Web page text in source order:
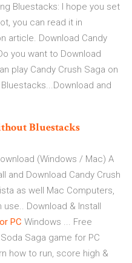
Bluestacks: I hope you set
you can read it in
article. Download Candy
you want to Download
play Candy Crush Saga on
and
Bluestacks
(Windows / Mac) A
and Download Candy Crush
as well Mac Computers,
Download & Install
PC Windows ... Free
Saga game for PC
how to run, score high &